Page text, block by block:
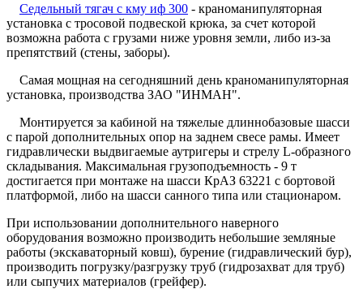
Седельный тягач с кму иф 300 - краноманипуляторная
установка с тросовой подвеской крюка, за счет которой
возможна работа с грузами ниже уровня земли, либо из-за
препятствий (стены, заборы).
Самая мощная на сегодняшний день краноманипуляторная
установка, производства ЗАО "ИНМАН".
Монтируется за кабиной на тяжелые длиннобазовые шасси
с парой дополнительных опор на заднем свесе рамы. Имеет
гидравлически выдвигаемые аутригеры и стрелу L-образного
складывания. Максимальная грузоподъемность - 9 т
достигается при монтаже на шасси КрАЗ 63221 с бортовой
платформой, либо на шасси санного типа или стационаром.
При использовании дополнительного наверного
оборудования возможно производить небольшие земляные
работы (экскаваторный ковш), бурение (гидравлический бур),
производить погрузку/разгрузку труб (гидрозахват для труб)
или сыпучих материалов (грейфер).